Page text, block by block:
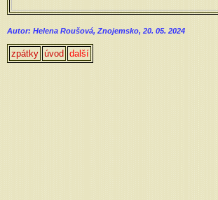
Autor: Helena Roušová, Znojemsko, 20. 05. 2024
zpátky úvod další